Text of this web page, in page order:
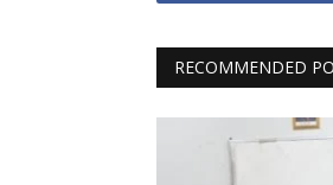
RECOMMENDED